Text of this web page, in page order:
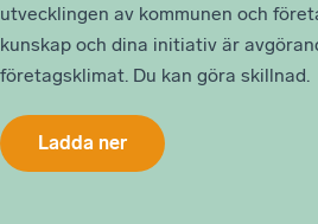
utvecklingen av kommunen och
kunskap och dina initiativ är
företagsklimat. Du kan göra skillnad.
Ladda ner